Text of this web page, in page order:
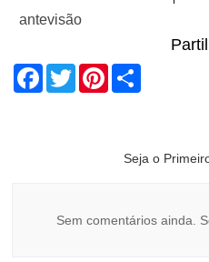
antevisão
Facebook
TwitterPinterest
Seja o
Sem comentários ainda.